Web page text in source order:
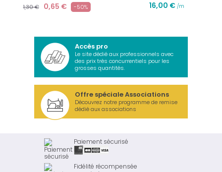
1,30 € 0,65 € -50% 16,00 € /m
Accès pro
Le site dédié aux professionnels avec
des prix très concurrentiels pour les
grosses quantités.
Offre spéciale Associations
Découvrez notre programme de remise
dédié aux associations
Paiement sécurisé
Fidélité récompensée